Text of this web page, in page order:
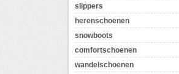
slippers
herenschoenen
snowboots
comfortschoenen
wandelschoenen